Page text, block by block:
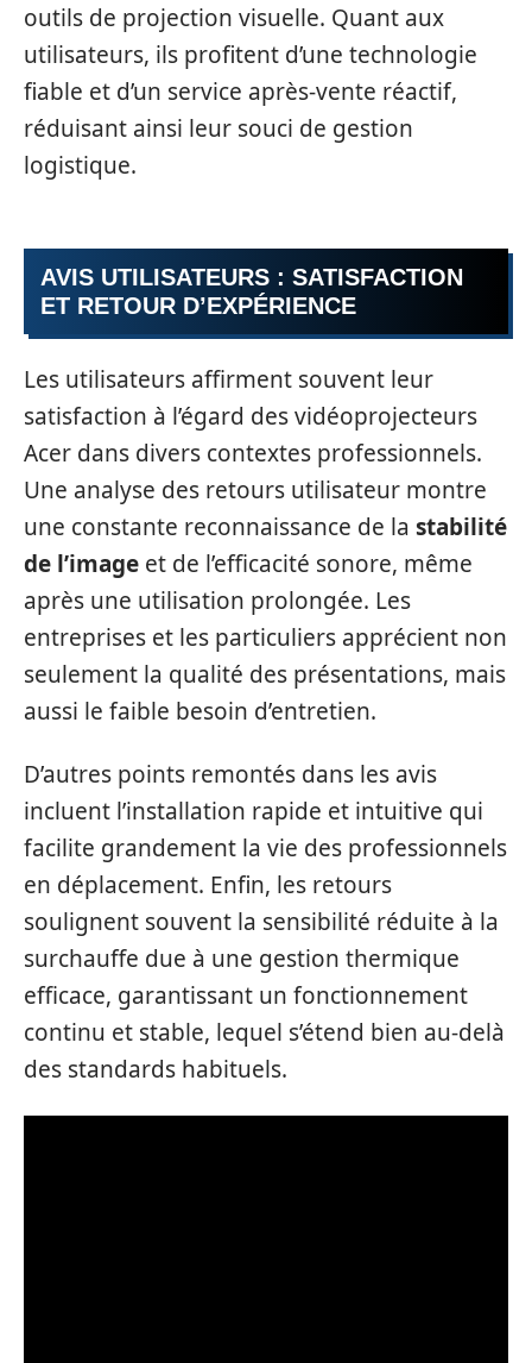
outils de projection visuelle. Quant aux
utilisateurs, ils profitent d’une technologie
fiable et d’un service après-vente réactif,
réduisant ainsi leur souci de gestion
logistique.
AVIS UTILISATEURS : SATISFACTION
ET RETOUR D’EXPÉRIENCE
Les utilisateurs affirment souvent leur
satisfaction à l’égard des vidéoprojecteurs
Acer dans divers contextes professionnels.
Une analyse des retours utilisateur montre
une constante reconnaissance de la stabilité
de l’image et de l’efficacité sonore, même
après une utilisation prolongée. Les
entreprises et les particuliers apprécient non
seulement la qualité des présentations, mais
aussi le faible besoin d’entretien.
D’autres points remontés dans les avis
incluent l’installation rapide et intuitive qui
facilite grandement la vie des professionnels
en déplacement. Enfin, les retours
soulignent souvent la sensibilité réduite à la
surchauffe due à une gestion thermique
efficace, garantissant un fonctionnement
continu et stable, lequel s’étend bien au-delà
des standards habituels.